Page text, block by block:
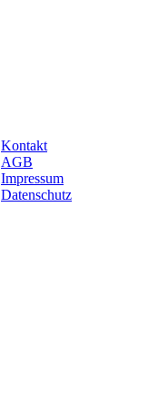
Kontakt
AGB
Impressum
Datenschutz